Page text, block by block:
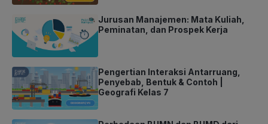
Jurusan Manajemen: Mata Kuliah,
Peminatan, dan Prospek Kerja
Pengertian Interaksi Antarruang,
Penyebab, Bentuk & Contoh |
Geografi Kelas 7